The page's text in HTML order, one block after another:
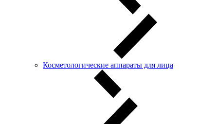
Косметологические аппараты для лица